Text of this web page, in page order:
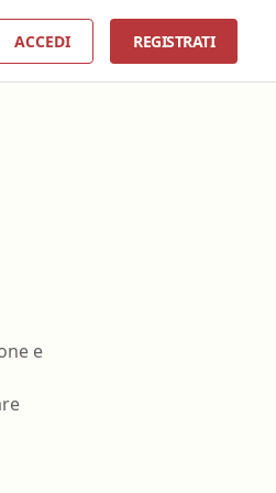
sanitario laboratorio
della neuro e
ACCEDI REGISTRATI
e